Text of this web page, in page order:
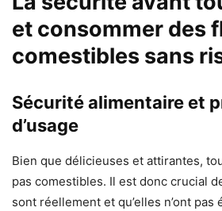
et consommer des
comestibles sans
Sécurité alimentaire et
d’usage
Bien que délicieuses et attirantes,
pas comestibles. Il est donc crucial
sont réellement et qu’elles n’ont